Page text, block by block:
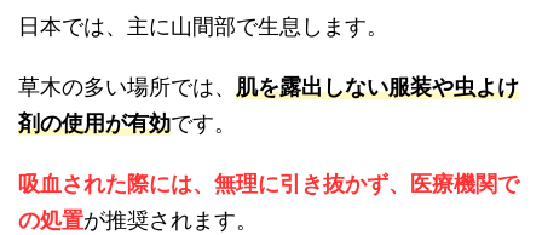
日本では、主に山間部で生息します。
草木の多い場所では、 肌を露出しない服装や虫よけ
剤の使用が有効です。
吸血された際には、無理に引き抜かず、医療機関で
の処置が推奨されます。